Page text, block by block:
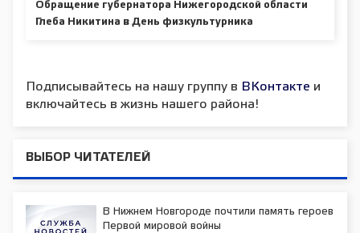
Обращение губернатора Нижегородской области
Глеба Никитина в День физкультурника
Подписывайтесь на нашу группу в ВКонтакте и
включайтесь в жизнь нашего района!
ВЫБОР ЧИТАТЕЛЕЙ
В Нижнем Новгороде почтили память героев
Первой мировой войны